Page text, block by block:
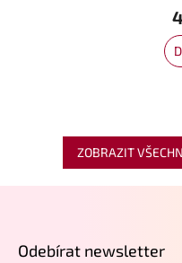
ZOBRAZIT
Odebírat newsletter